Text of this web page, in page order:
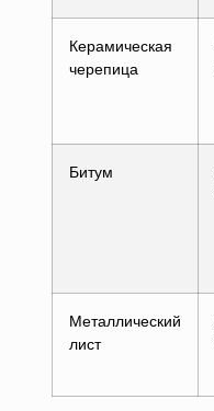
Керамическая
черепица
Битум
Металлический
лист